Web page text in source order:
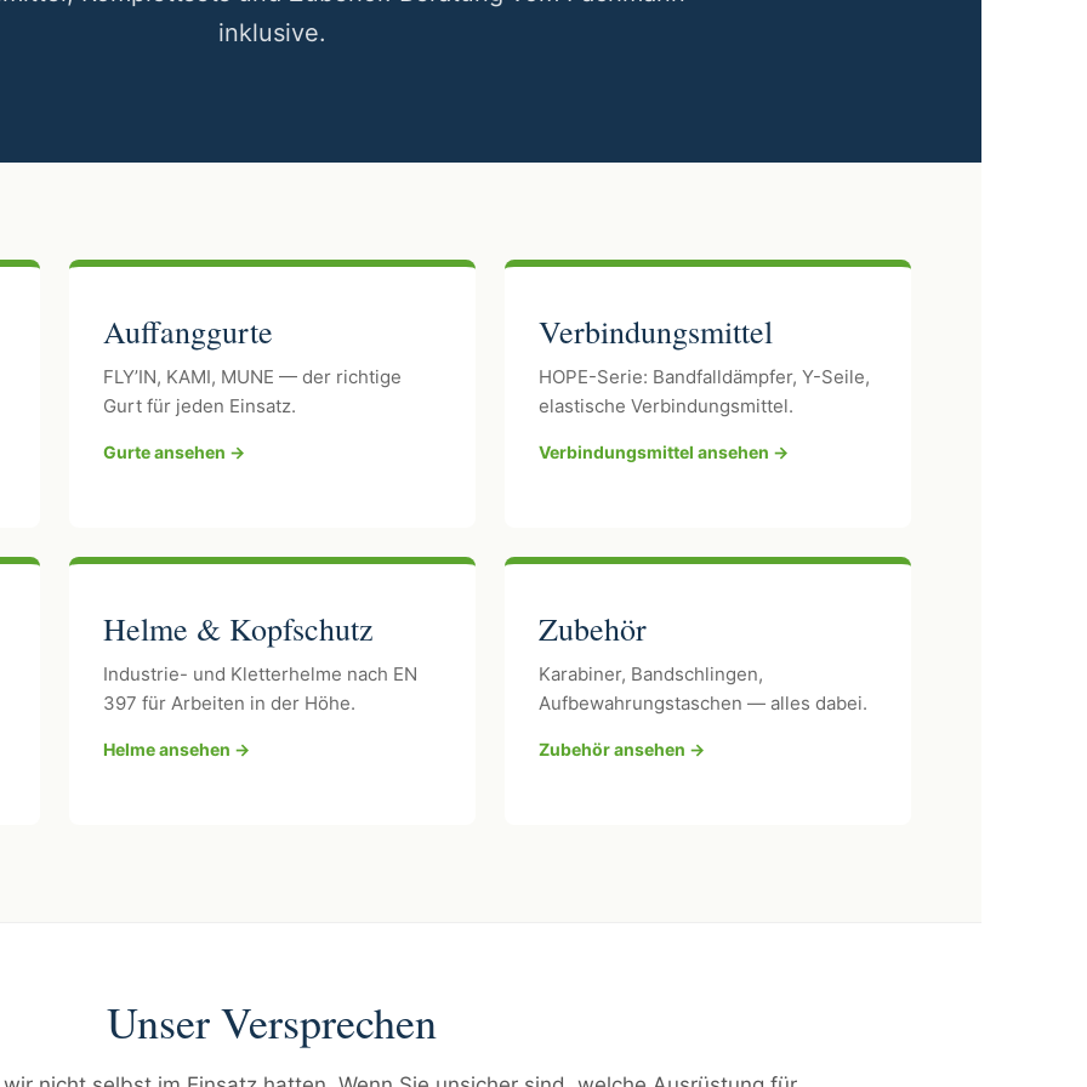
inklusive.
Auffanggurte
FLY’IN, KAMI, MUNE — der richtige
Gurt für jeden Einsatz.
Gurte ansehen →
Verbindungsmittel
HOPE-Serie: Bandfalldämpfer, Y-Seile,
elastische Verbindungsmittel.
Verbindungsmittel ansehen →
Helme & Kopfschutz
Industrie- und Kletterhelme nach EN
397 für Arbeiten in der Höhe.
Helme ansehen →
Zubehör
Karabiner, Bandschlingen,
Aufbewahrungstaschen — alles dabei.
Zubehör ansehen →
Unser Versprechen